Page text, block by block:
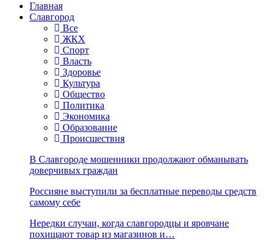
Главная
Славгород
Все
ЖКХ
Спорт
Власть
Здоровье
Культура
Общество
Политика
Экономика
Образование
Происшествия
В Славгороде мошенники продолжают обманывать
доверчивых граждан
Россияне выступили за бесплатные переводы средств
самому себе
Нередки случаи, когда славгородцы и яровчане
похищают товар из магазинов и…